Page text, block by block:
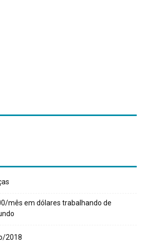
mês em dólares trabalhando de
2018